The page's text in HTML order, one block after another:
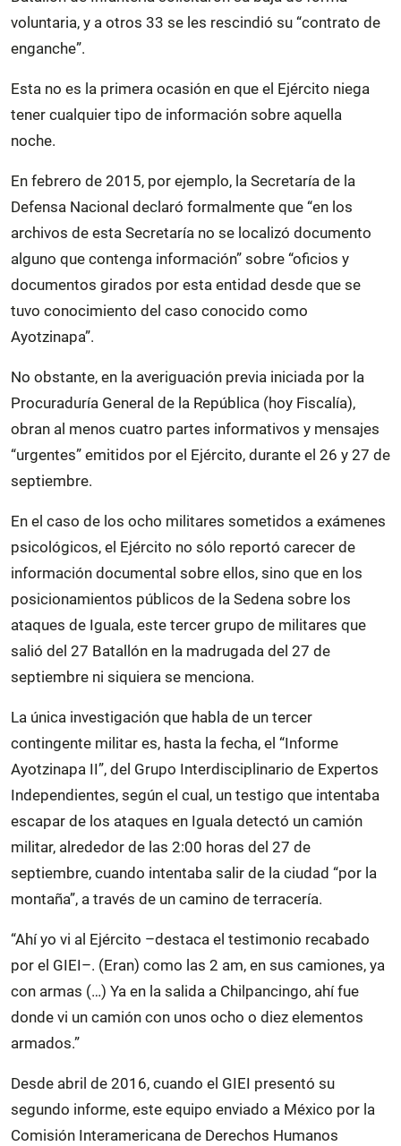
voluntaria, y a otros 33 se les rescindió su “contrato de
enganche”.
Esta no es la primera ocasión en que el Ejército niega
tener cualquier tipo de información sobre aquella
noche.
En febrero de 2015, por ejemplo, la Secretaría de la
Defensa Nacional declaró formalmente que “en los
archivos de esta Secretaría no se localizó documento
alguno que contenga información” sobre “oficios y
documentos girados por esta entidad desde que se
tuvo conocimiento del caso conocido como
Ayotzinapa”.
No obstante, en la averiguación previa iniciada por la
Procuraduría General de la República (hoy Fiscalía),
obran al menos cuatro partes informativos y mensajes
“urgentes” emitidos por el Ejército, durante el 26 y 27 de
septiembre.
En el caso de los ocho militares sometidos a exámenes
psicológicos, el Ejército no sólo reportó carecer de
información documental sobre ellos, sino que en los
posicionamientos públicos de la Sedena sobre los
ataques de Iguala, este tercer grupo de militares que
salió del 27 Batallón en la madrugada del 27 de
septiembre ni siquiera se menciona.
La única investigación que habla de un tercer
contingente militar es, hasta la fecha, el “Informe
Ayotzinapa II”, del Grupo Interdisciplinario de Expertos
Independientes, según el cual, un testigo que intentaba
escapar de los ataques en Iguala detectó un camión
militar, alrededor de las 2:00 horas del 27 de
septiembre, cuando intentaba salir de la ciudad “por la
montaña”, a través de un camino de terracería.
“Ahí yo vi al Ejército –destaca el testimonio recabado
por el GIEI–. (Eran) como las 2 am, en sus camiones, ya
con armas (…) Ya en la salida a Chilpancingo, ahí fue
donde vi un camión con unos ocho o diez elementos
armados.”
Desde abril de 2016, cuando el GIEI presentó su
segundo informe, este equipo enviado a México por la
Comisión Interamericana de Derechos Humanos